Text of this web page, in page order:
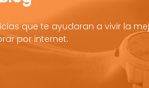
que te ayudaran a vivir la
por internet.